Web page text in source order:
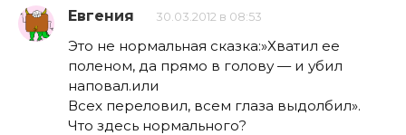
Евгения 30.03.2012 в 08:53
Это не нормальная сказка:»Хватил ее
поленом, да прямо в голову — и убил
наповал.или
Всех переловил, всем глаза выдолбил».
Что здесь нормального?